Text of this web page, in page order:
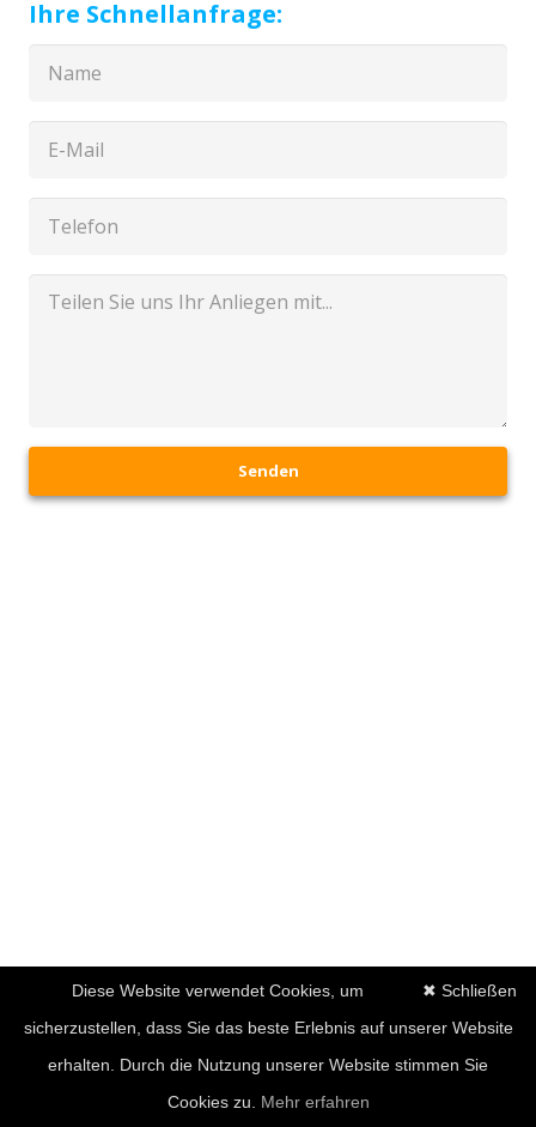
Ihre Schnellanfrage:
Senden
✖ Schließen
Diese Website verwendet Cookies, um
sicherzustellen, dass Sie das beste Erlebnis auf unserer Website
erhalten. Durch die Nutzung unserer Website stimmen Sie
Cookies zu. Mehr erfahren